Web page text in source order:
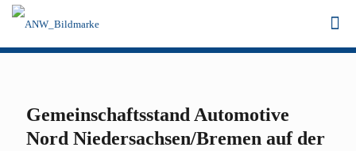
Gemeinschaftsstand Automotive
Nord Niedersachsen/Bremen auf der